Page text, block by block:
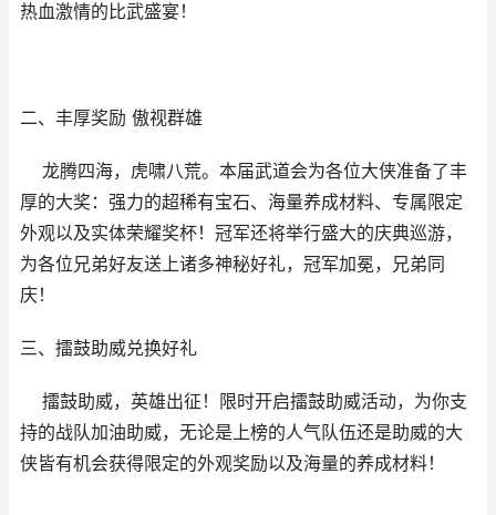
热血激情的比武盛宴！
二、丰厚奖励 傲视群雄
龙腾四海，虎啸八荒。本届武道会为各位大侠准备了丰
厚的大奖：强力的超稀有宝石、海量养成材料、专属限定
外观以及实体荣耀奖杯！冠军还将举行盛大的庆典巡游，
为各位兄弟好友送上诸多神秘好礼，冠军加冕，兄弟同
庆！
三、擂鼓助威兑换好礼
擂鼓助威，英雄出征！限时开启擂鼓助威活动，为你支
持的战队加油助威，无论是上榜的人气队伍还是助威的大
侠皆有机会获得限定的外观奖励以及海量的养成材料！